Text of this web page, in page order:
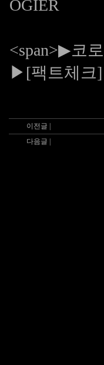
OGIER
<span>▶코
▶[팩트체크]
이전글 |
다음글 |